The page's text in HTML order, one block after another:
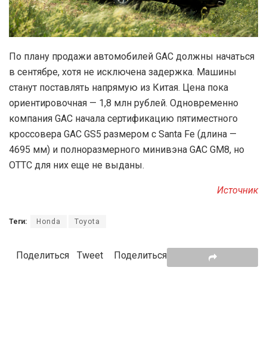
По плану продажи автомобилей GAC должны начаться
в сентябре, хотя не исключена задержка. Машины
станут поставлять напрямую из Китая. Цена пока
ориентировочная — 1,8 млн рублей. Одновременно
компания GAC начала сертификацию пятиместного
кроссовера GAC GS5 размером с Santa Fe (длина —
4695 мм) и полноразмерного минивэна GAC GM8, но
ОТТС для них еще не выданы.
Источник
Теги: Honda Toyota
Поделиться Tweet Поделиться